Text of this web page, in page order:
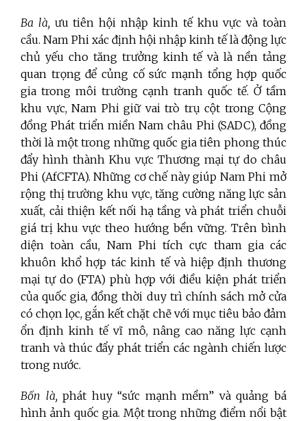
Ba là,ưu tiên hội nhập kinh tế khu vực và toàn
cầu. Nam Phi xác định hội nhập kinh tế là động lực
chủ yếu cho tăng trưởng kinh tế và là nền tảng
quan trọng để củng cố sức mạnh tổng hợp quốc
gia trong môi trường cạnh tranh quốc tế. Ở tầm
khu vực, Nam Phi giữ vai trò trụ cột trong Cộng
đồng Phát triển miền Nam châu Phi (SADC), đồng
thời là một trong những quốc gia tiên phong thúc
đẩy hình thành Khu vực Thương mại tự do châu
Phi (AfCFTA). Những cơ chế này giúp Nam Phi mở
rộng thị trường khu vực, tăng cường năng lực sản
xuất, cải thiện kết nối hạ tầng và phát triển chuỗi
giá trị khu vực theo hướng bền vững. Trên bình
diện toàn cầu, Nam Phi tích cực tham gia các
khuôn khổ hợp tác kinh tế và hiệp định thương
mại tự do (FTA) phù hợp với điều kiện phát triển
của quốc gia, đồng thời duy trì chính sách mở cửa
có chọn lọc, gắn kết chặt chẽ với mục tiêu bảo đảm
ổn định kinh tế vĩ mô, nâng cao năng lực cạnh
tranh và thúc đẩy phát triển các ngành chiến lược
trong nước.
Bốn là,phát huy “sức mạnh mềm” và quảng bá
hình ảnh quốc gia. Một trong những điểm nổi bật